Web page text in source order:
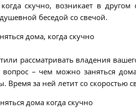
скучно, возникает в
беседой со свечой.
рассматривать владения
– чем можно заняться
Время за ней летит со скоростью